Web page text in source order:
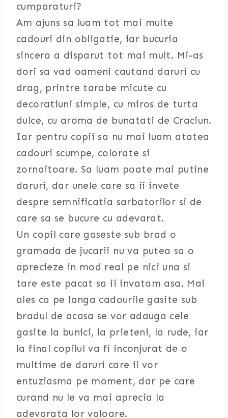
cumparaturi?
Am ajuns sa luam tot mai multe
cadouri din obligatie, iar bucuria
sincera a disparut tot mai mult. Mi-as
dori sa vad oameni cautand daruri cu
drag, printre tarabe micute cu
decoratiuni simple, cu miros de turta
dulce, cu aroma de bunatati de Craciun.
Iar pentru copii sa nu mai luam atatea
cadouri scumpe, colorate si
zornaitoare. Sa luam poate mai putine
daruri, dar unele care sa ii invete
despre semnificatia sarbatorilor si de
care sa se bucure cu adevarat.
Un copil care gaseste sub brad o
gramada de jucarii nu va putea sa o
aprecieze in mod real pe nici una si
tare este pacat sa ii invatam asa. Mai
ales ca pe langa cadourile gasite sub
bradul de acasa se vor adauga cele
gasite la bunici, la prieteni, la rude, iar
la final copilul va fi inconjurat de o
multime de daruri care il vor
entuziasma pe moment, dar pe care
curand nu le va mai aprecia la
adevarata lor valoare.